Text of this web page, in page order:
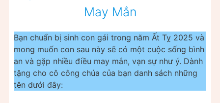
May Mắn
Bạn chuẩn bị sinh con gái trong năm Ất Tỵ 2025 và
mong muốn con sau này sẽ có một cuộc sống bình
an và gặp nhiều điều may mắn, vạn sự như ý. Dành
tặng cho cô công chúa của bạn danh sách những
tên dưới đây: